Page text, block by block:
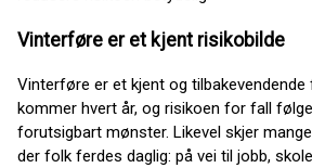
Vinterføre er et kjent risikobilde
Vinterføre er et kjent og
kommer hvert år, og risikoen for fall
forutsigbart mønster. Likevel skjer
der folk ferdes daglig: på vei til jobb,